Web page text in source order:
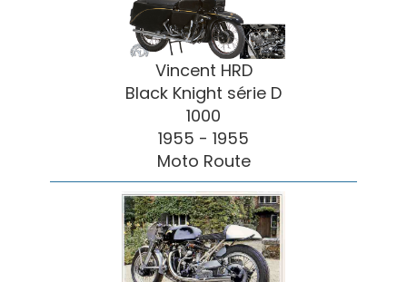
Vincent HRD
Black Knight série D
1000
1955 - 1955
Moto Route